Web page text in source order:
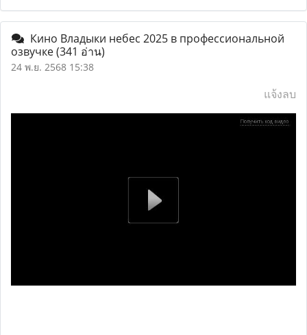
Кино Владыки небес 2025 в профессиональной
озвучке(341 อ่าน)
24 พ.ย. 2568 15:38
แจ้งลบ